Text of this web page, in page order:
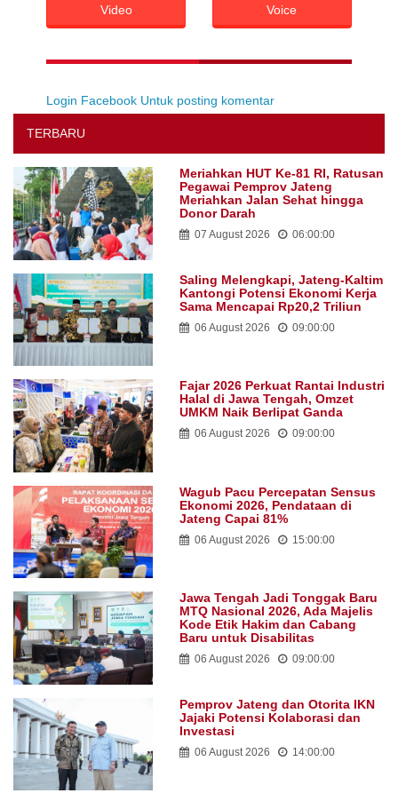
Video Voice
Login Facebook Untuk posting komentar
TERBARU
Meriahkan HUT Ke-81 RI, Ratusan
Pegawai Pemprov Jateng
Meriahkan Jalan Sehat hingga
Donor Darah
07 August 2026 06:00:00
Saling Melengkapi, Jateng-Kaltim
Kantongi Potensi Ekonomi Kerja
Sama Mencapai Rp20,2 Triliun
06 August 2026 09:00:00
Fajar 2026 Perkuat Rantai Industri
Halal di Jawa Tengah, Omzet
UMKM Naik Berlipat Ganda
06 August 2026 09:00:00
Wagub Pacu Percepatan Sensus
Ekonomi 2026, Pendataan di
Jateng Capai 81%
06 August 2026 15:00:00
Jawa Tengah Jadi Tonggak Baru
MTQ Nasional 2026, Ada Majelis
Kode Etik Hakim dan Cabang
Baru untuk Disabilitas
06 August 2026 09:00:00
Pemprov Jateng dan Otorita IKN
Jajaki Potensi Kolaborasi dan
Investasi
06 August 2026 14:00:00